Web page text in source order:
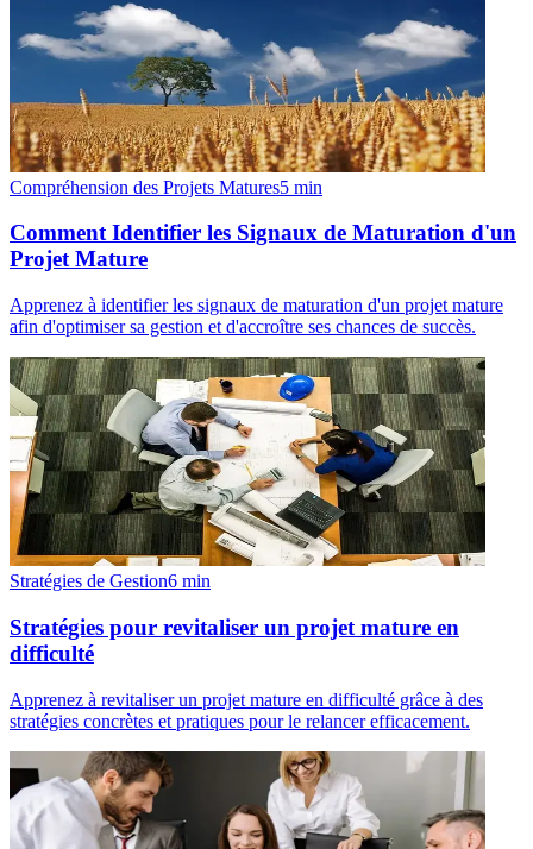
Compréhension des Projets Matures5 min
Comment Identifier les Signaux de Maturation d'un
Projet Mature
Apprenez à identifier les signaux de maturation d'un projet mature
afin d'optimiser sa gestion et d'accroître ses chances de succès.
Stratégies de Gestion6 min
Stratégies pour revitaliser un projet mature en
difficulté
Apprenez à revitaliser un projet mature en difficulté grâce à des
stratégies concrètes et pratiques pour le relancer efficacement.